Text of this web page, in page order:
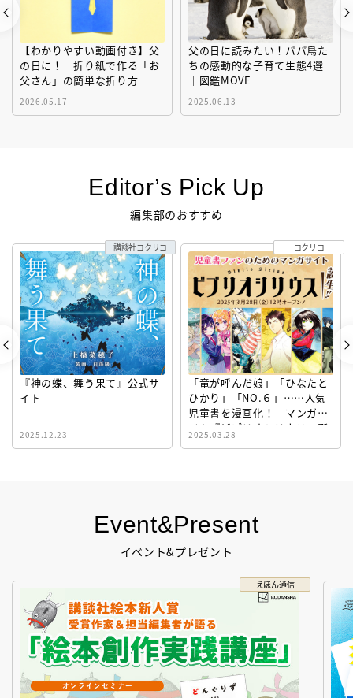
Event&Present
イベント&プレゼント
えほん通信
【わかりやすい動画付き】父
の日に！ 折り紙で作る「お
父さん」の簡単な折り方
2026.05.17
父の日に読みたい！パパ鳥た
ちの感動的な子育て生態4選
｜図鑑MOVE
2025.06.13
Editor’s Pick Up
編集部のおすすめ
『神の蝶、舞う果て』公式サ
イト
2025.12.23
講談社コクリコ
「竜が呼んだ娘」「ひなたと
ひかり」「NO.６」……人気
児童書を漫画化！ マンガサ
イト『ビブリオシリウス』誕
生！
2025.03.28
コクリコ